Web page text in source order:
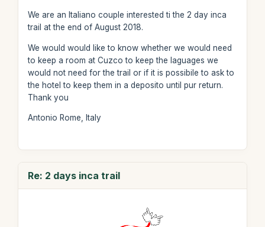
We are an Italiano couple interested ti the 2 day inca
trail at the end of August 2018.
We would would like to know whether we would need
to keep a room at Cuzco to keep the laguages we
would not need for the trail or if it is possibile to ask to
the hotel to keep them in a deposito until pur return.
Thank you
Antonio Rome, Italy
Re: 2 days inca trail